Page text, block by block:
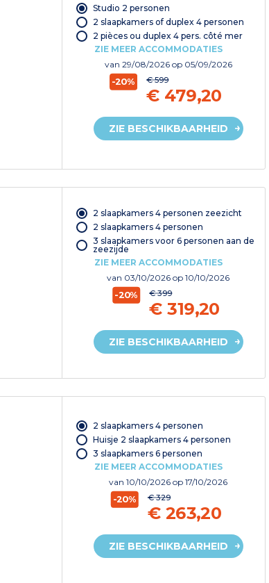
Studio 2 personen
2 slaapkamers of duplex 4 personen
2 pièces ou duplex 4 pers. côté mer
ZIE MEER ACCOMMODATIES
van 29/08/2026 op 05/09/2026
-20% € 599
€ 479,20
ZIE BESCHIKBAARHEID
2 slaapkamers 4 personen zeezicht
2 slaapkamers 4 personen
3 slaapkamers voor 6 personen aan de
zeezijde
ZIE MEER ACCOMMODATIES
van 03/10/2026op 10/10/2026
-20% € 399
€ 319,20
ZIE BESCHIKBAARHEID
2 slaapkamers 4 personen
Huisje 2 slaapkamers 4 personen
3 slaapkamers 6 personen
ZIE MEER ACCOMMODATIES
van10/10/2026op 17/10/2026
-20% € 329
€ 263,20
ZIE BESCHIKBAARHEID